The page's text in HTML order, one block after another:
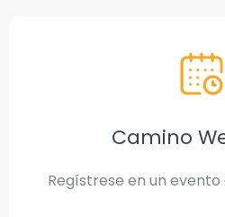
Camino
Regístrese en un evento